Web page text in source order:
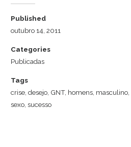
Published
outubro 14, 2011
Categories
Publicadas
Tags
crise,desejo, GNT, homens, masculino,
sexo,sucesso